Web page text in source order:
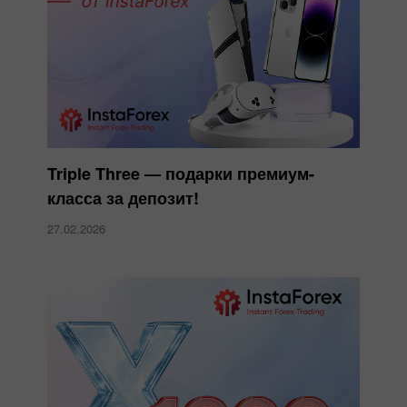
Triple Three — подарки премиум-
класса за депозит!
27.02.2026